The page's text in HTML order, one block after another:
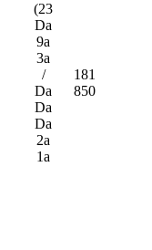
(23
Da
9a
3a
/
Da
Da
Da
2a
1a
181
850